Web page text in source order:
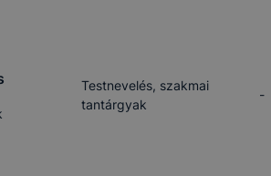
Testnevelés, szakmai
tantárgyak
-